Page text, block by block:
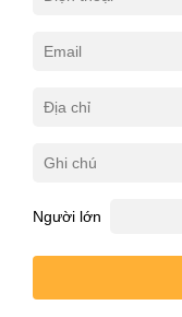
Người lớn